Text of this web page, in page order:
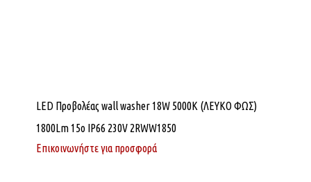
LED Προβολέας wall washer 18W 5000K (ΛΕΥΚΟ ΦΩΣ)
1800Lm 15o IP66 230V 2RWW1850
Επικοινωνήστε για προσφορά